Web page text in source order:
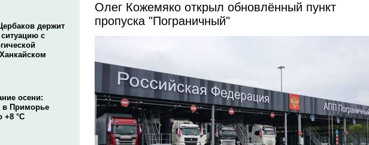
держит
с
осени:
в Приморье
+8 °C
Олег Кожемяко открыл обновлённый пункт
пропуска "Пограничный"